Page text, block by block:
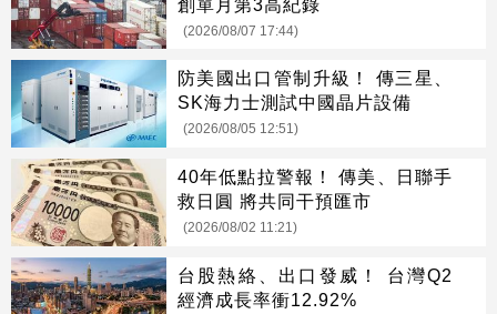
創單月第3高紀錄
(2026/08/07 17:44)
防美國出口管制升級！ 傳三星、
SK海力士測試中國晶片設備
(2026/08/05 12:51)
40年低點拉警報！ 傳美、日聯手
救日圓 將共同干預匯市
(2026/08/02 11:21)
台股熱絡、出口發威！ 台灣Q2
經濟成長率衝12.92%